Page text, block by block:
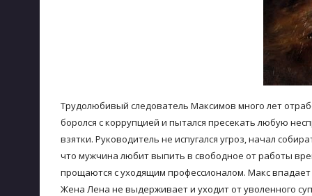
Трудолюбивый следователь Максимов много лет
боролся с коррупцией и пытался пресекать любую
взятки. Руководитель не испугался угроз, начал
что мужчина любит выпить в свободное от работы
прощаются с уходящим профессионалом. Макс
Жена Лена не выдерживает и уходит от уволенного